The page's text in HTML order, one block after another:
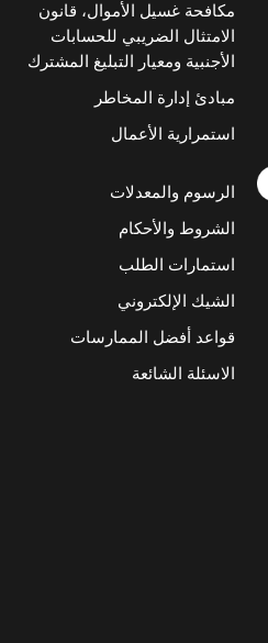
مكافحة غسيل الأموال، قانون
الامتثال الضريبي للحسابات
الأجنبية ومعيار التبليغ المشترك
مبادئ إدارة المخاطر
استمرارية الأعمال
الرسوم والمعدلات
الشروط والأحكام
استمارات الطلب
الشيك الإلكتروني
قواعد أفضل الممارسات
الاسئلة الشائعة